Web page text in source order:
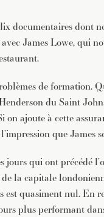
documentaires dont
James Lowe, qui
de formation.
du Saint
ajoute à cette
que James
qui ont précédé
la capitale
quasiment nul. En
plus performant
LA NEWSLETTER
les deux semaines